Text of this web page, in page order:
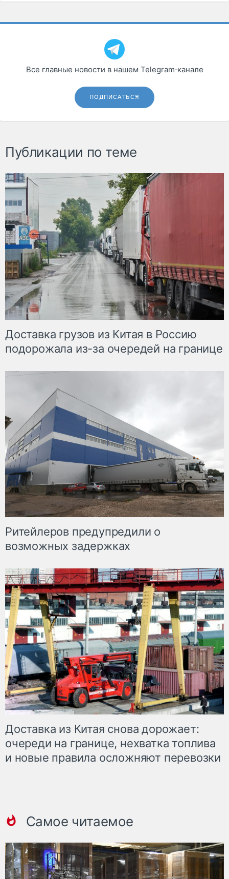
Все главные новости в нашем Telegram‑канале
ПОДПИСАТЬСЯ
Публикации по теме
Доставка грузов из Китая в Россию
подорожала из-за очередей на границе
Ритейлеров предупредили о
возможных задержках
Доставка из Китая снова дорожает:
очереди на границе, нехватка топлива
и новые правила осложняют перевозки
Самое читаемое